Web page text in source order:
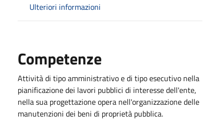
Ulteriori informazioni
Competenze
Attività di tipo amministrativo e di tipo esecutivo nella
pianificazione dei lavori pubblici di interesse dell'ente,
nella sua progettazione opera nell'organizzazione delle
manutenzioni dei beni di proprietà pubblica.